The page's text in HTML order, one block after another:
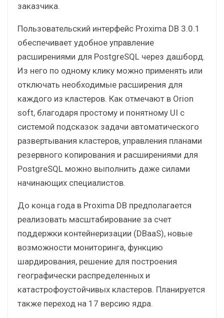
заказчика.
Пользовательский интерфейс Proxima DB 3.0.1
обеспечивает удобное управление
расширениями для PostgreSQL через дашборд.
Из него по одному клику можно применять или
отключать необходимые расширения для
каждого из кластеров. Как отмечают в Orion
soft, благодаря простому и понятному UI с
системой подсказок задачи автоматического
развертывания кластеров, управления планами
резервного копирования и расширениями для
PostgreSQL можно выполнить даже силами
начинающих специалистов.
До конца года в Proxima DB предполагается
реализовать масштабирование за счет
поддержки контейнеризации (DBaaS), новые
возможности мониторинга, функцию
шардирования, решение для построения
географически распределенных и
катастрофоустойчивых кластеров. Планируется
также переход на 17 версию ядра.